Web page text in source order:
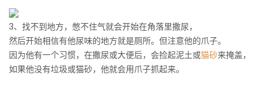
3、找不到地方，憋不住气就会开始在角落里撒尿，
然后开始相信有他尿味的地方就是厕所。但注意他的爪子。
因为他有一个习惯，在撒尿或大便后，会捡起泥土或猫砂来掩盖，
如果他没有垃圾或猫砂，他就会用爪子抓起来。